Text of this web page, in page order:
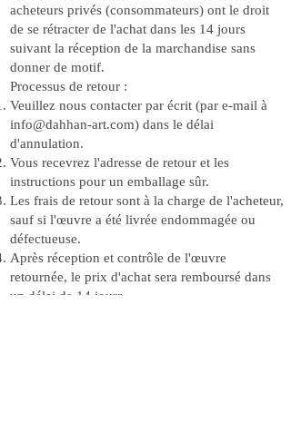
acheteurs privés (consommateurs) ont le droit
de se rétracter de l'achat dans les 14 jours
suivant la réception de la marchandise sans
donner de motif.
Processus de retour :
Veuillez nous contacter par écrit (par e-mail à
info@dahhan-art.com) dans le délai
d'annulation.
Vous recevrez l'adresse de retour et les
instructions pour un emballage sûr.
Les frais de retour sont à la charge de l'acheteur,
sauf si l'œuvre a été livrée endommagée ou
défectueuse.
Après réception et contrôle de l'œuvre
retournée, le prix d'achat sera remboursé dans
un délai de 14 jours.